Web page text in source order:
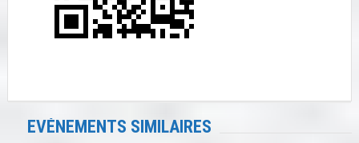
EVÉNEMENTS SIMILAIRES